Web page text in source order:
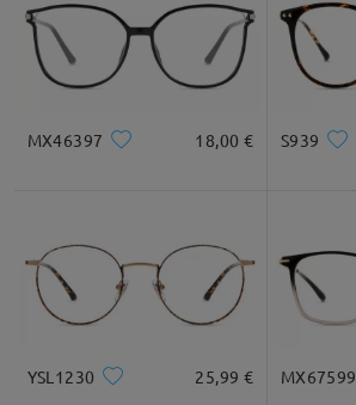
MX46397 18,00 € S939
YSL1230 25,99 € MX67599